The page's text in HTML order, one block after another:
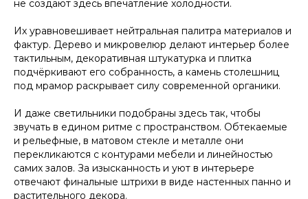
не создают здесь впечатление холодности.
Их уравновешивает нейтральная палитра материалов и
фактур. Дерево и микровелюр делают интерьер более
тактильным, декоративная штукатурка и плитка
подчёркивают его собранность, а камень столешниц
под мрамор раскрывает силу современной органики.
И даже светильники подобраны здесь так, чтобы
звучать в едином ритме с пространством. Обтекаемые
и рельефные, в матовом стекле и металле они
перекликаются с контурами мебели и линейностью
самих залов. За изысканность и уют в интерьере
отвечают финальные штрихи в виде настенных панно и
растительного декора.